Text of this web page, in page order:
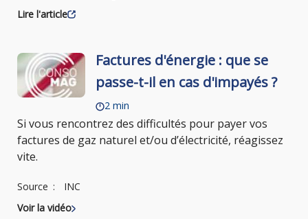
Lire l'article
Factures d'énergie : que se
passe-t-il en cas d'impayés ?
2 min
Si vous rencontrez des difficultés pour payer vos
factures de gaz naturel et/ou d’électricité, réagissez
vite.
Source
INC
Voir la vidéo